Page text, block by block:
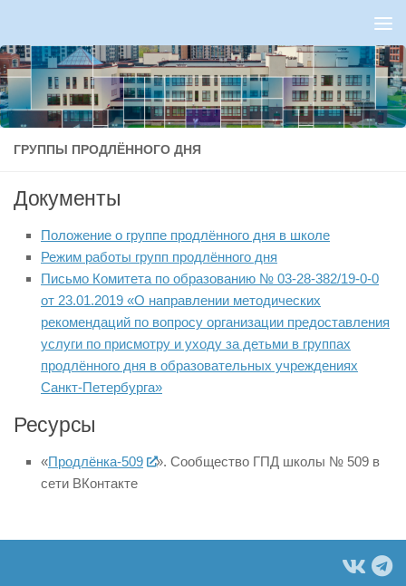
ГРУППЫ ПРОДЛЁННОГО ДНЯ
Документы
Положение о группе продлённого дня в школе
Режим работы групп продлённого дня
Письмо Комитета по образованию № 03-28-382/19-0-0
от 23.01.2019 «О направлении методических
рекомендаций по вопросу организации предоставления
услуги по присмотру и уходу за детьми в группах
продлённого дня в образовательных учреждениях
Санкт-Петербурга»
Ресурсы
«Продлёнка-509
». Сообщество ГПД школы № 509 в
сети ВКонтакте